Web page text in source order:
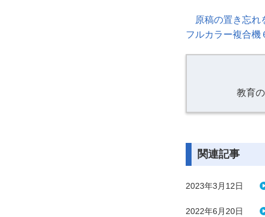
原稿の置き忘れ
フルカラー複合機
教育
関連記事
2023年3月12日
2022年6月20日